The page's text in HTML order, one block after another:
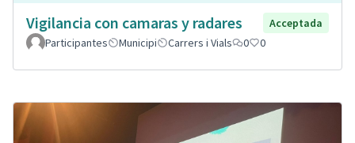
Vigilancia con camaras y radares
Acceptada
Participantes
Municipi Carrers i Vials 0 0